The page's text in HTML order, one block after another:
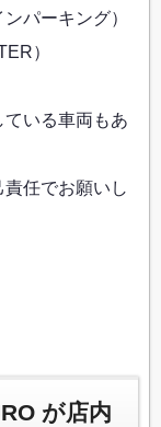
パーキング）
）
いる車両もあ
任でお願いし
が店内